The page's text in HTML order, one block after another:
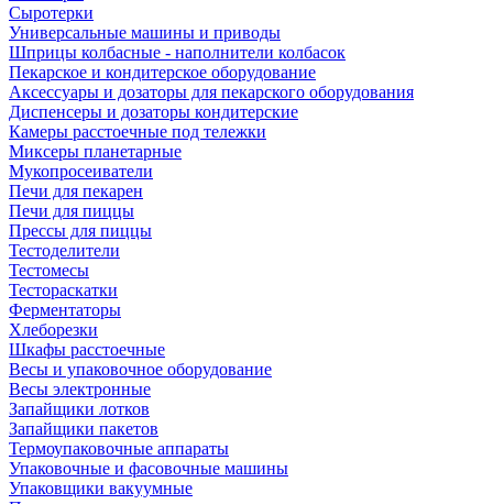
Сыротерки
Универсальные машины и приводы
Шприцы колбасные - наполнители колбасок
Пекарское и кондитерское оборудование
Аксессуары и дозаторы для пекарского оборудования
Диспенсеры и дозаторы кондитерские
Камеры расстоечные под тележки
Миксеры планетарные
Мукопросеиватели
Печи для пекарен
Печи для пиццы
Прессы для пиццы
Тестоделители
Тестомесы
Тестораскатки
Ферментаторы
Хлеборезки
Шкафы расстоечные
Весы и упаковочное оборудование
Весы электронные
Запайщики лотков
Запайщики пакетов
Термоупаковочные аппараты
Упаковочные и фасовочные машины
Упаковщики вакуумные